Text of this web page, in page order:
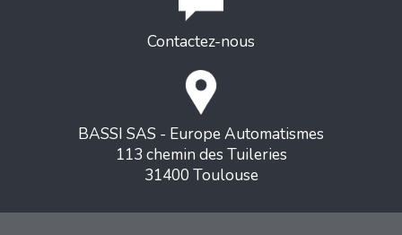
Contactez-nous
BASSI SAS - Europe Automatismes
113 chemin des Tuileries
31400 Toulouse